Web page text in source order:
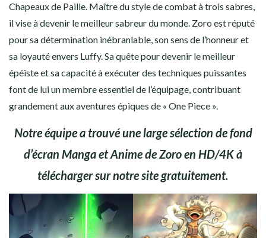
Chapeaux de Paille. Maître du style de combat à trois sabres,
il vise à devenir le meilleur sabreur du monde. Zoro est réputé
pour sa détermination inébranlable, son sens de l’honneur et
sa loyauté envers Luffy. Sa quête pour devenir le meilleur
épéiste et sa capacité à exécuter des techniques puissantes
font de lui un membre essentiel de l’équipage, contribuant
grandement aux aventures épiques de « One Piece ».
Notre équipe a trouvé une large sélection de fond
d’écran Manga et Anime de Zoro en HD/4K à
télécharger sur notre site gratuitement.
DEATH NOTE
DEMON SLAYER
DRAGON BALL Z
FAIRY TAIL
FIRE FORCE
GOD OF WAR